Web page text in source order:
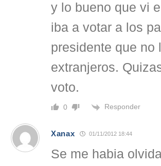
y lo bueno que vi
iba a votar a los
presidente que no
extranjeros.
voto.
0 Responder
Xanax 01/11/2012 18:44
Se me habia